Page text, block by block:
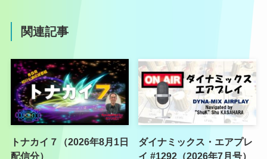
関連記事
トナカイ７（2026年8月1日
配信分）
ダイナミックス・エアプレ
イ #1292（2026年7月号）